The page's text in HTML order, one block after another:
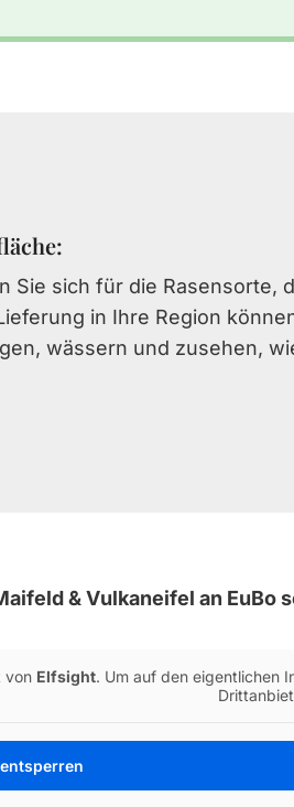
Sie sich für die Rasensorte,
in Ihre Region
wässern und zusehen,
& Vulkaneifel an EuBo
von Elfsight. Um auf den eigentlichen